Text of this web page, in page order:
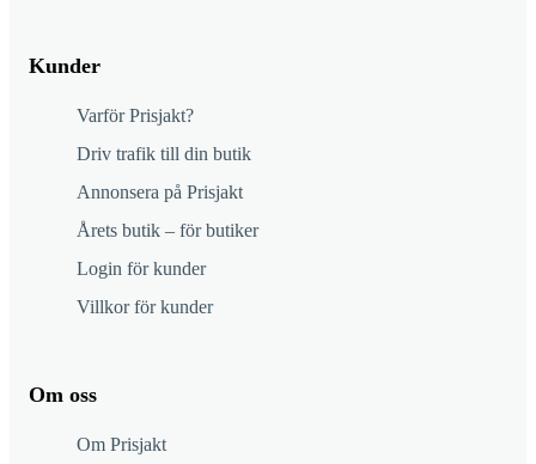
Kunder
Varför Prisjakt?
Driv trafik till din butik
Annonsera på Prisjakt
Årets butik – för butiker
Login för kunder
Villkor för kunder
Om oss
Om Prisjakt